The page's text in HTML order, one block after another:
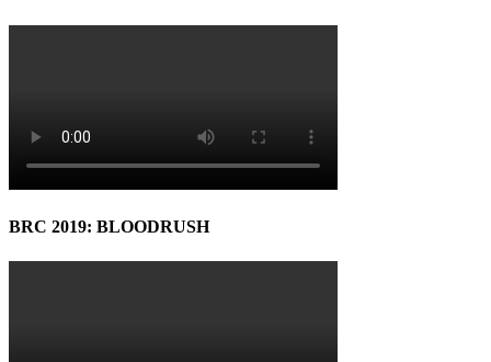
BRC 2019: BLOODRUSH